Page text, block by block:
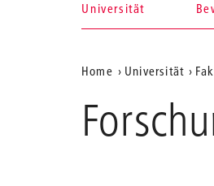
Suche
Universität
Aktuelle
Position
auf
Home Universität